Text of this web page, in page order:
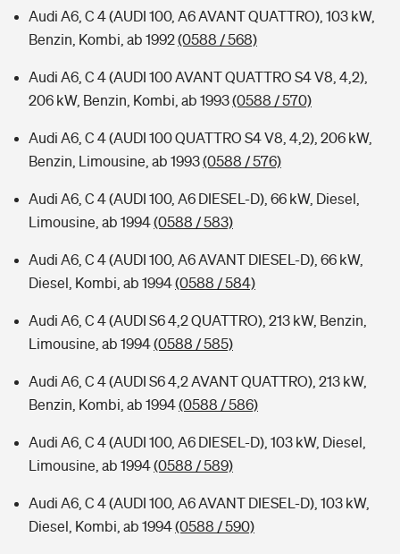
Audi A6, C 4 (AUDI 100, A6 AVANT QUATTRO), 103 kW,
Benzin, Kombi, ab 1992(0588 / 568)
Audi A6, C 4 (AUDI 100 AVANT QUATTRO S4 V8, 4,2),
206 kW, Benzin, Kombi, ab 1993(0588 / 570)
Audi A6, C 4 (AUDI 100 QUATTRO S4 V8, 4,2), 206 kW,
Benzin, Limousine, ab 1993(0588 / 576)
Audi A6, C 4 (AUDI 100, A6 DIESEL-D), 66 kW, Diesel,
Limousine, ab 1994(0588 / 583)
Audi A6, C 4 (AUDI 100, A6 AVANT DIESEL-D), 66 kW,
Diesel, Kombi, ab 1994(0588 / 584)
Audi A6, C 4 (AUDI S6 4,2 QUATTRO), 213 kW, Benzin,
Limousine, ab 1994(0588 / 585)
Audi A6, C 4 (AUDI S6 4,2 AVANT QUATTRO), 213 kW,
Benzin, Kombi, ab 1994(0588 / 586)
Audi A6, C 4 (AUDI 100, A6 DIESEL-D), 103 kW, Diesel,
Limousine, ab 1994(0588 / 589)
Audi A6, C 4 (AUDI 100, A6 AVANT DIESEL-D), 103 kW,
Diesel, Kombi, ab 1994(0588 / 590)